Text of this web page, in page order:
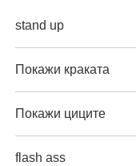
stand up
Покажи краката
Покажи циците
flash ass